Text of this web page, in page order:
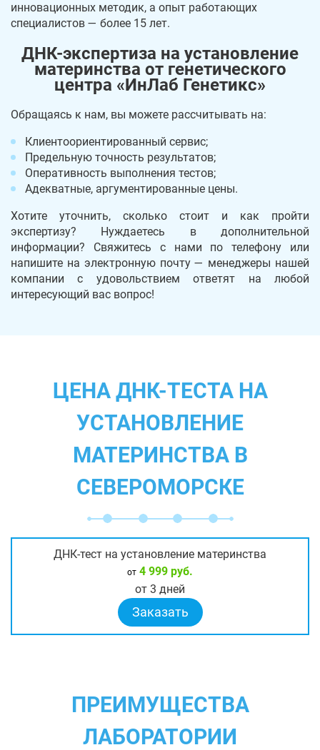
инновационных методик, а опыт работающих
специалистов — более 15 лет.
ДНК-экспертиза на установление
материнства от генетического
центра «ИнЛаб Генетикс»
Обращаясь к нам, вы можете рассчитывать на:
Клиентоориентированный сервис;
Предельную точность результатов;
Оперативность выполнения тестов;
Адекватные, аргументированные цены.
Хотите уточнить, сколько стоит и как пройти
экспертизу? Нуждаетесь в дополнительной
информации? Свяжитесь с нами по телефону или
напишите на электронную почту — менеджеры нашей
компании с удовольствием ответят на любой
интересующий вас вопрос!
ЦЕНА ДНК-ТЕСТА НА
УСТАНОВЛЕНИЕ
МАТЕРИНСТВА В
СЕВЕРОМОРСКЕ
ДНК-тест на установление материнства
от 4 999 руб.
от 3 дней
Заказать
ПРЕИМУЩЕСТВА
ЛАБОРАТОРИИ